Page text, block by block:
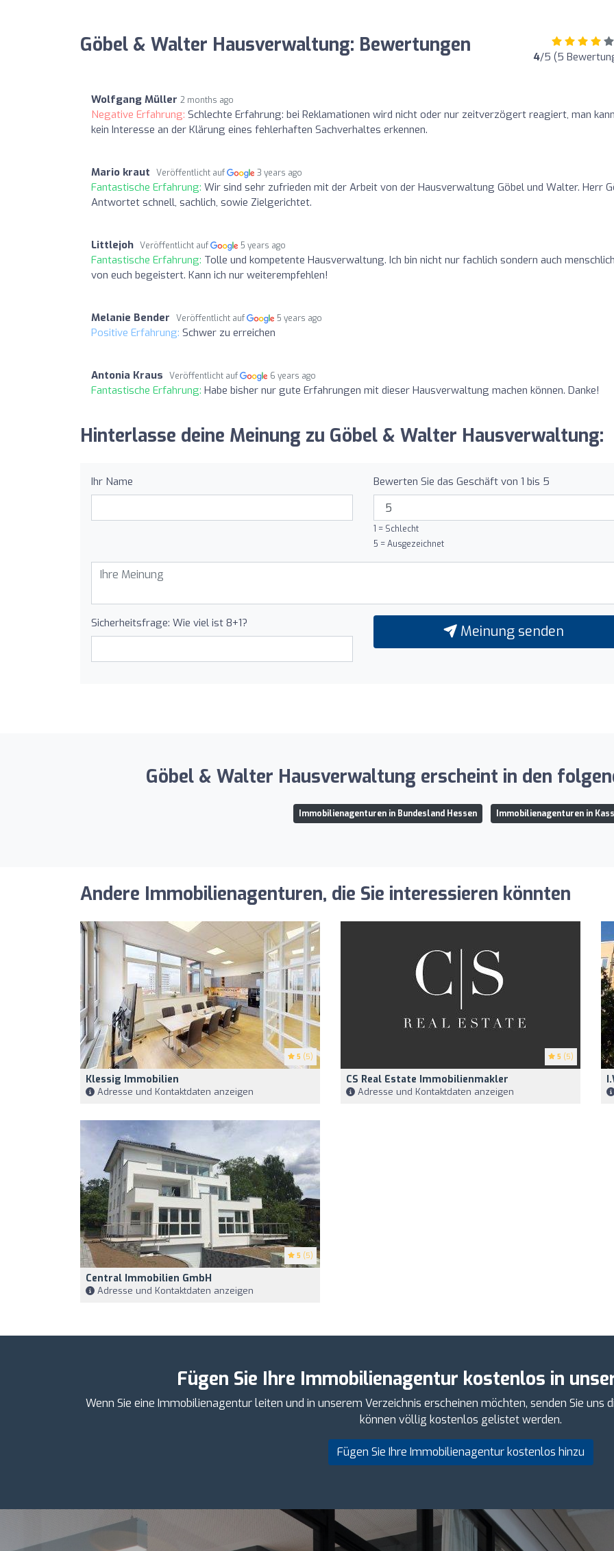
Göbel & Walter Hausverwaltung: Bewertungen 4/5 (5
Wolfgang Müller 2 months ago
Negative Erfahrung: Schlechte Erfahrung: bei Reklamationen wird nicht oder nur zeitverzögert reagiert, man kann
kein Interesse an der Klärung eines fehlerhaften Sachverhaltes erkennen.
Mario kraut Veröffentlicht auf 3 years ago
Fantastische Erfahrung: Wir sind sehr zufrieden mit der Arbeit von der Hausverwaltung Göbel und Walter. Herr
Antwortet schnell, sachlich, sowie Zielgerichtet.
Littlejoh Veröffentlicht auf 5 years ago
Fantastische Erfahrung: Tolle und kompetente Hausverwaltung. Ich bin nicht nur fachlich sondern auch menschlich
von euch begeistert. Kann ich nur weiterempfehlen!
Melanie Bender Veröffentlicht auf 5 years ago
Positive Erfahrung: Schwer zu erreichen
Antonia Kraus Veröffentlicht auf 6 years ago
Fantastische Erfahrung: Habe bisher nur gute Erfahrungen mit dieser Hausverwaltung machen können. Danke!
Hinterlasse deine Meinung zu Göbel & Walter Hausverwaltung:
Ihr Name Bewerten Sie das Geschäft von 1 bis 5
1 = Schlecht
5 = Ausgezeichnet
Sicherheitsfrage: Wie viel ist 8+1? Meinung senden
Göbel & Walter Hausverwaltung erscheint in den
Immobilienagenturen in Bundesland Hessen Immobilienagenturen in
Andere Immobilienagenturen, die Sie interessieren könnten
5 (5)
Klessig Immobilien
Adresse und Kontaktdaten anzeigen
5 (5)
CS Real Estate Immobilienmakler
Adresse und Kontaktdaten anzeigen
5 (5)
Central Immobilien GmbH
Adresse und Kontaktdaten anzeigen
Fügen Sie Ihre Immobilienagentur kostenlos in
Wenn Sie eine Immobilienagentur leiten und in unserem Verzeichnis erscheinen möchten, senden Sie uns
können völlig kostenlos gelistet werden.
Fügen Sie Ihre Immobilienagentur kostenlos hinzu